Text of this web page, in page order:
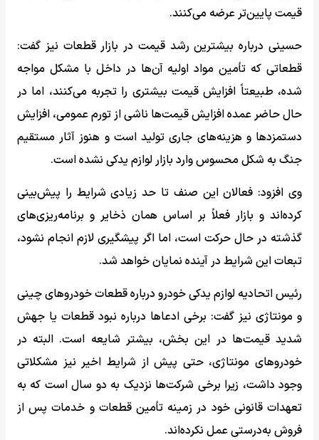
قیمت پایین‌تر عرضه می‌کنند.
حسینی درباره بیشترین رشد قیمت در بازار قطعات نیز گفت:
قطعاتی که تأمین مواد اولیه آن‌ها در داخل با مشکل مواجه
شده، طبیعتاً افزایش قیمت بیشتری را تجربه می‌کنند، اما در
حال حاضر عمده افزایش قیمت‌ها ناشی از تورم عمومی، افزایش
دستمزدها و هزینه‌های جاری تولید است و هنوز آثار مستقیم
جنگ به شکل محسوس وارد بازار لوازم یدکی نشده است.
وی افزود: فعالان این صنف تا حد زیادی شرایط را پیش‌بینی
کرده‌اند و بازار فعلاً بر اساس همان ذخایر و برنامه‌ریزی‌های
گذشته در حال حرکت است، اما اگر پیشگیری لازم انجام نشود،
تبعات این شرایط در آینده نمایان خواهد شد.
رئیس اتحادیه لوازم یدکی خودرو درباره قطعات خودروهای چینی
و مونتاژی نیز گفت: برخی ادعاها درباره نبود قطعات یا جهش
شدید قیمت‌ها در این بخش، بیشتر شایعه است. البته در
خودروهای مونتاژی، حتی پیش از شرایط اخیر نیز مشکلاتی
وجود داشت، زیرا برخی شرکت‌ها نزدیک به دو سال است که به
تعهدات قانونی خود در زمینه تأمین قطعات و خدمات پس از
فروش به‌درستی عمل نکرده‌اند.